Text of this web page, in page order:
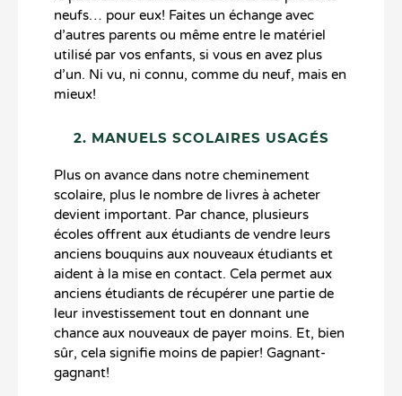
neufs… pour eux! Faites un échange avec
d’autres parents ou même entre le matériel
utilisé par vos enfants, si vous en avez plus
d’un. Ni vu, ni connu, comme du neuf, mais en
mieux!
2. MANUELS SCOLAIRES USAGÉS
Plus on avance dans notre cheminement
scolaire, plus le nombre de livres à acheter
devient important. Par chance, plusieurs
écoles offrent aux étudiants de vendre leurs
anciens bouquins aux nouveaux étudiants et
aident à la mise en contact. Cela permet aux
anciens étudiants de récupérer une partie de
leur investissement tout en donnant une
chance aux nouveaux de payer moins. Et, bien
sûr, cela signifie moins de papier! Gagnant-
gagnant!